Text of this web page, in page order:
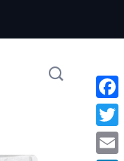
Twitter